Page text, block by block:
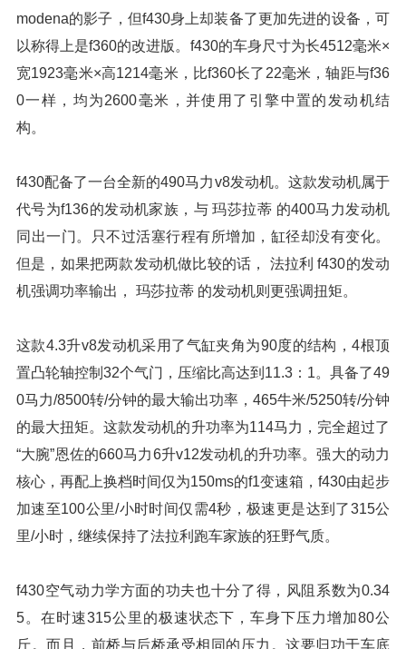
modena的影子，但f430身上却装备了更加先进的设备，可
以称得上是f360的改进版。f430的车身尺寸为长4512毫米×
宽1923毫米×高1214毫米，比f360长了22毫米，轴距与f36
0一样，均为2600毫米，并使用了引擎中置的发动机结
构。
f430配备了一台全新的490马力v8发动机。这款发动机属于
代号为f136的发动机家族，与 玛莎拉蒂 的400马力发动机
同出一门。只不过活塞行程有所增加，缸径却没有变化。
但是，如果把两款发动机做比较的话， 法拉利 f430的发动
机强调功率输出， 玛莎拉蒂 的发动机则更强调扭矩。
这款4.3升v8发动机采用了气缸夹角为90度的结构，4根顶
置凸轮轴控制32个气门，压缩比高达到11.3：1。具备了49
0马力/8500转/分钟的最大输出功率，465牛米/5250转/分钟
的最大扭矩。这款发动机的升功率为114马力，完全超过了
“大腕”恩佐的660马力6升v12发动机的升功率。强大的动力
核心，再配上换档时间仅为150ms的f1变速箱，f430由起步
加速至100公里/小时时间仅需4秒，极速更是达到了315公
里/小时，继续保持了法拉利跑车家族的狂野气质。
f430空气动力学方面的功夫也十分了得，风阻系数为0.34
5。在时速315公里的极速状态下，车身下压力增加80公
斤。而且，前桥与后桥承受相同的压力。这要归功于车底